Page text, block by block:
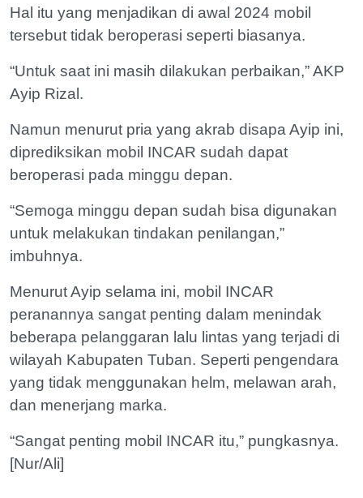
Hal itu yang menjadikan di awal 2024 mobil
tersebut tidak beroperasi seperti biasanya.
“Untuk saat ini masih dilakukan perbaikan,” AKP
Ayip Rizal.
Namun menurut pria yang akrab disapa Ayip ini,
diprediksikan mobil INCAR sudah dapat
beroperasi pada minggu depan.
“Semoga minggu depan sudah bisa digunakan
untuk melakukan tindakan penilangan,”
imbuhnya.
Menurut Ayip selama ini, mobil INCAR
peranannya sangat penting dalam menindak
beberapa pelanggaran lalu lintas yang terjadi di
wilayah Kabupaten Tuban. Seperti pengendara
yang tidak menggunakan helm, melawan arah,
dan menerjang marka.
“Sangat penting mobil INCAR itu,” pungkasnya.
[Nur/Ali]